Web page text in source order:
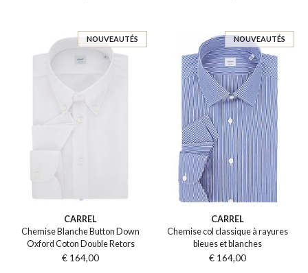
NOUVEAUTÉS
CARREL
Chemise Blanche Button Down
Oxford Coton Double Retors
€ 164,00
NOUVEAUTÉS
CARREL
Chemise col classique à rayures
bleues et blanches
€ 164,00